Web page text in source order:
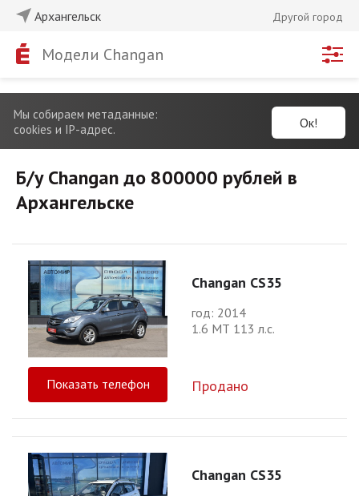
Архангельск Другой город
Модели Changan
Мы собираем метаданные:
cookies и IP-адрес.
Ок!
Б/у Changan до 800000 рублей в
Архангельске
Changan CS35
год: 2014
1.6 МТ 113 л.с.
Показать телефон Продано
Changan CS35